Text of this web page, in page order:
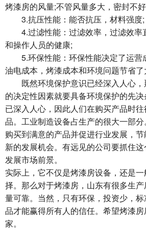
烤漆房的风量;不管风量多大，密封不
3.抗压性能：能否抗压，材料强度;
4.过滤性能：过滤效率，过滤效率
和操作人员的健康;
5.环保性能：环保性能决定了运营
油电成本，烤漆成本和环境问题节省了
既然环境保护意识已经深入人心，
的决定性因素就要具备环境保护的先
已深入人心，因此人们在购买产品时
品。工业制造设备占生产的很大一部
购买到满意的产品并促进行业发展，
新的发展机会。有远见的公司要抓住
发展市场前景。
实际上，它不仅是烤漆房设备，还是
择。那么对于烤漆房，山东有很多生
量可靠。当然，只有环保，投资少，
品才能赢得所有人的信任。希望烤漆
家。